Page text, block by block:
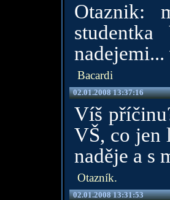
Otaznik:
Bacardi
02.01.2008 13:37:16
Víš
VŠ, co jen
naděje a s
Otazník.
02.01.2008 13:31:53